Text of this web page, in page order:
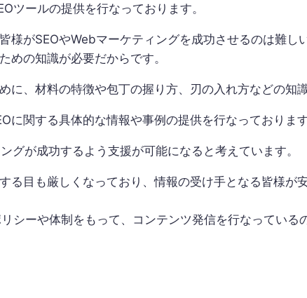
ツールの提供を行なっております。
様がSEOやWebマーケティングを成功させるのは難し
めの知識が必要だからです。
、材料の特徴や包丁の握り方、刃の入れ方などの知
に関する具体的な情報や事例の提供を行なっております
グが成功するよう支援が可能になると考えています。
る目も厳しくなっており、情報の受け手となる皆様が
シーや体制をもって、コンテンツ発信を行なっている